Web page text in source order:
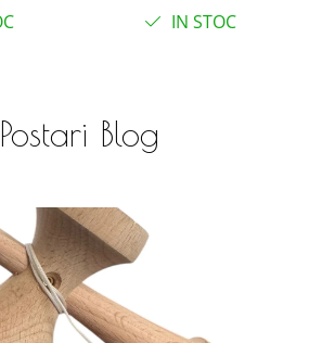
IN STOC
Postari Blog